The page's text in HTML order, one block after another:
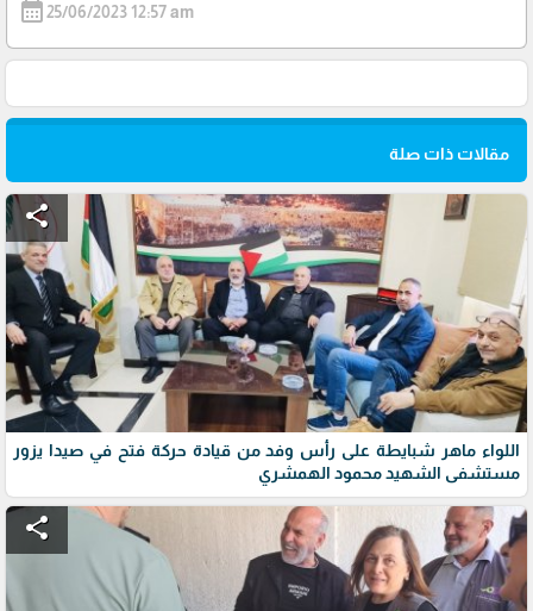
calendar_month25/06/2023 12:57 am
مقالات ذات صلة
share
اللواء ماهر شبايطة على رأس وفد من قيادة حركة فتح في صيدا يزور
مستشفى الشهيد محمود الهمشري
share